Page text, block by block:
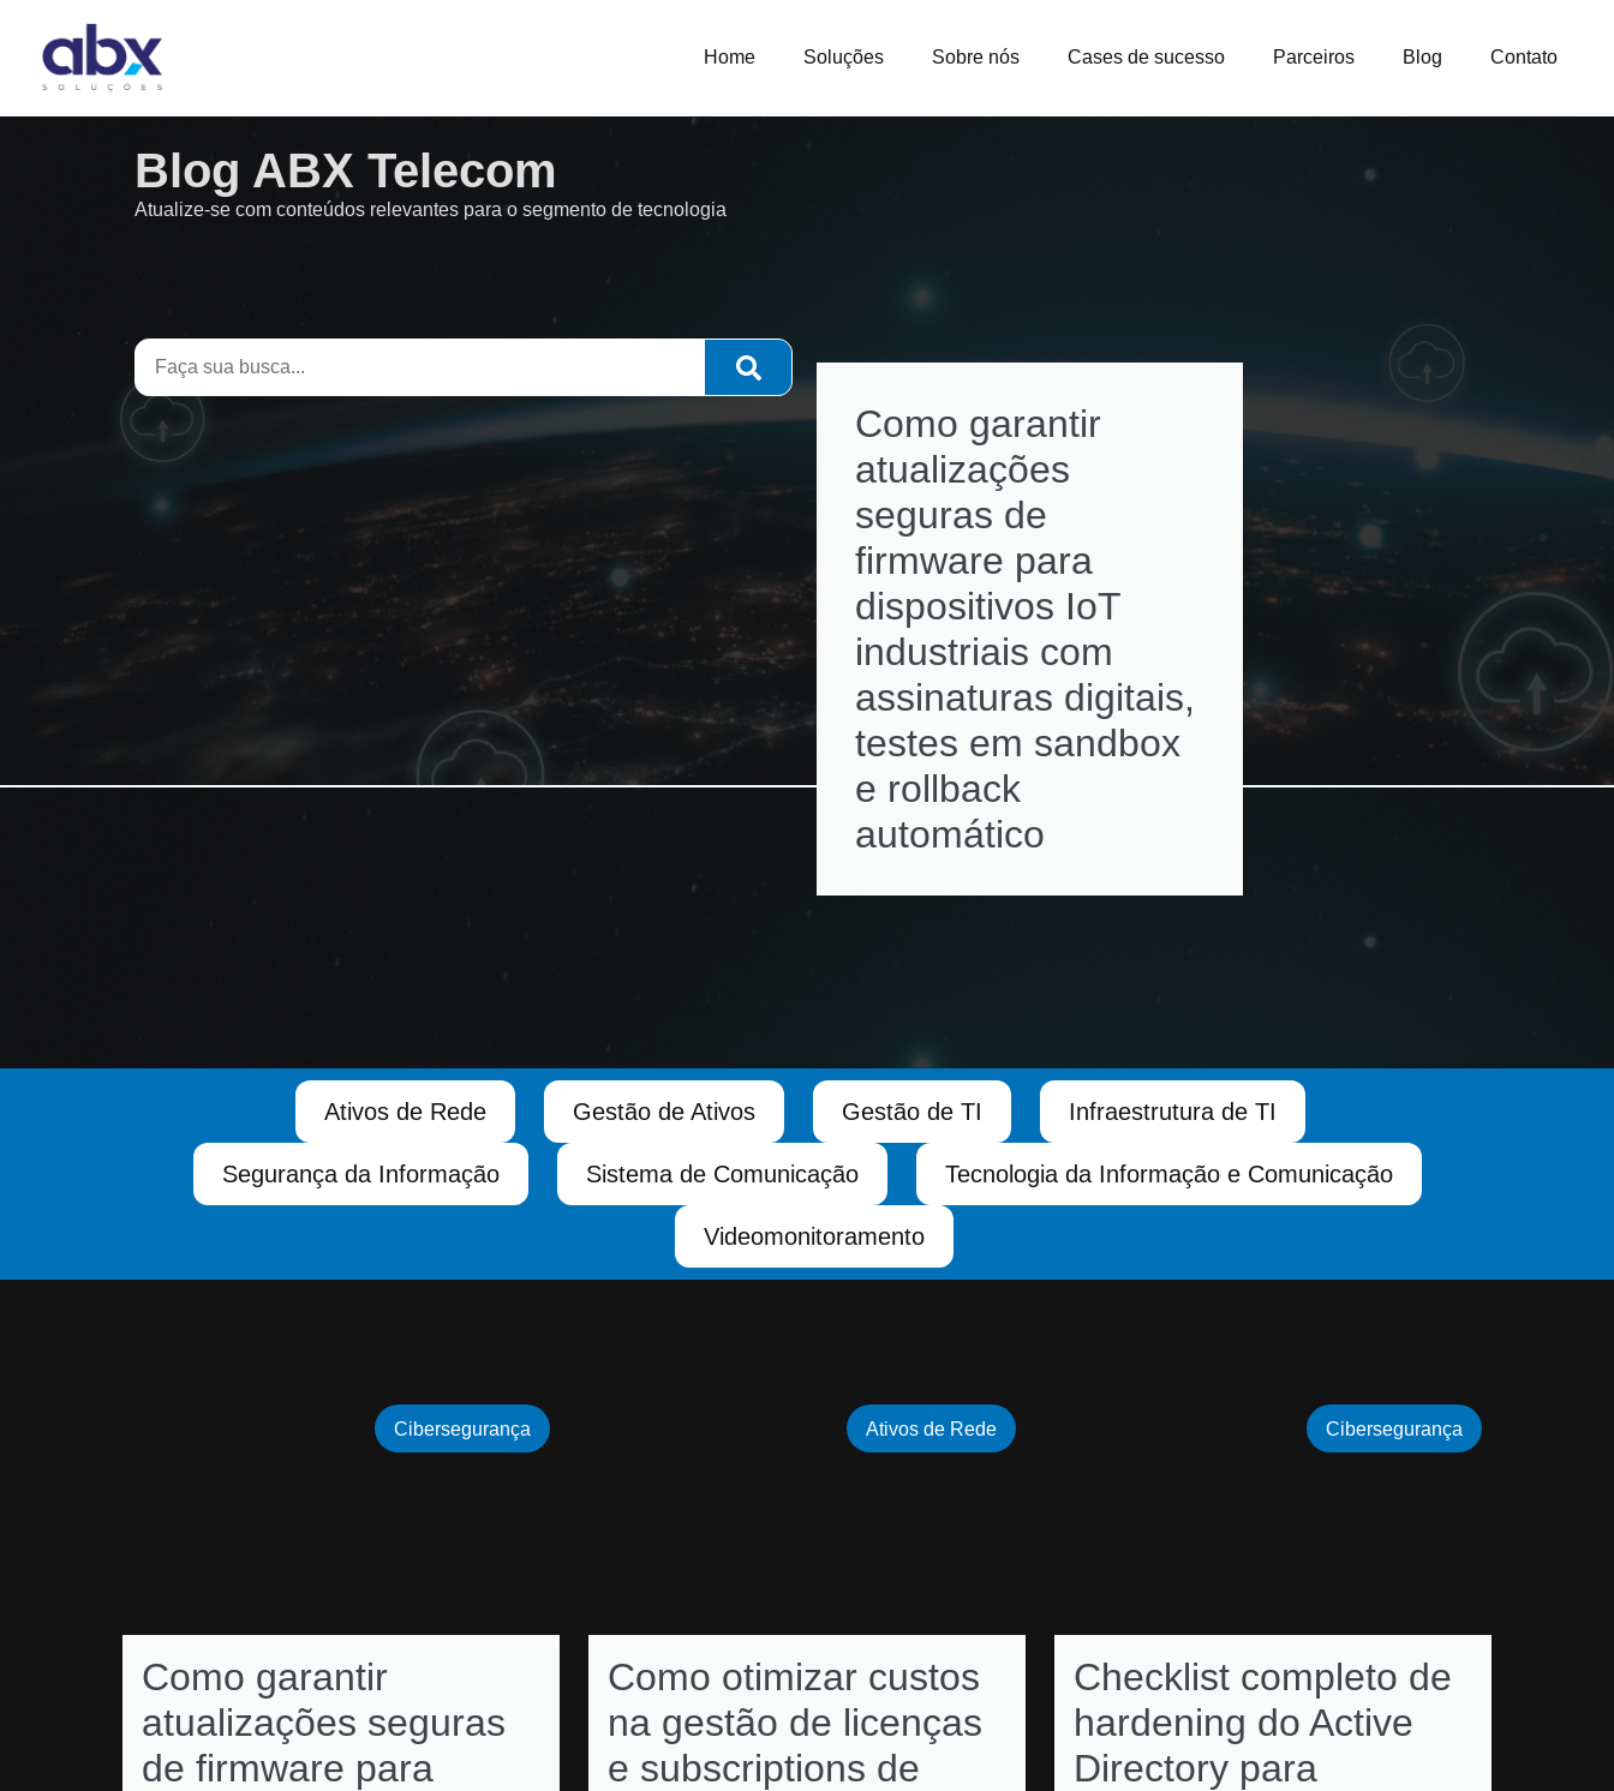
Home Soluções Sobre nós Cases de sucesso Parceiros Blog Contato
Blog ABX Telecom
Atualize-se com conteúdos relevantes para o segmento de tecnologia
Como garantir
atualizações
seguras de
firmware para
dispositivos IoT
industriais com
assinaturas digitais,
testes em sandbox
e rollback
automático
Como otimizar
custos na gestão
licenças e
subscriptions de
ativos de rede
alertas de
renovação
automatizados
ambientes
Ativos de Rede Gestão de Ativos Gestão de TI Infraestrutura de TI
Segurança da Informação Sistema de Comunicação Tecnologia da Informação e Comunicação
Videomonitoramento
Como garantir
atualizações seguras
de firmware para
Cibersegurança
Como otimizar custos
na gestão de licenças
e subscriptions de
Ativos de Rede
Checklist completo de
hardening do Active
Directory para
Cibersegurança